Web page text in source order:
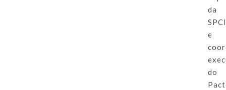
da
e
do